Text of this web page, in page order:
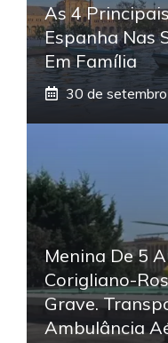
As 4
Espanha Nas
Em Família
30 de
Menina De 5
Corigliano-
Grave.
Ambulância